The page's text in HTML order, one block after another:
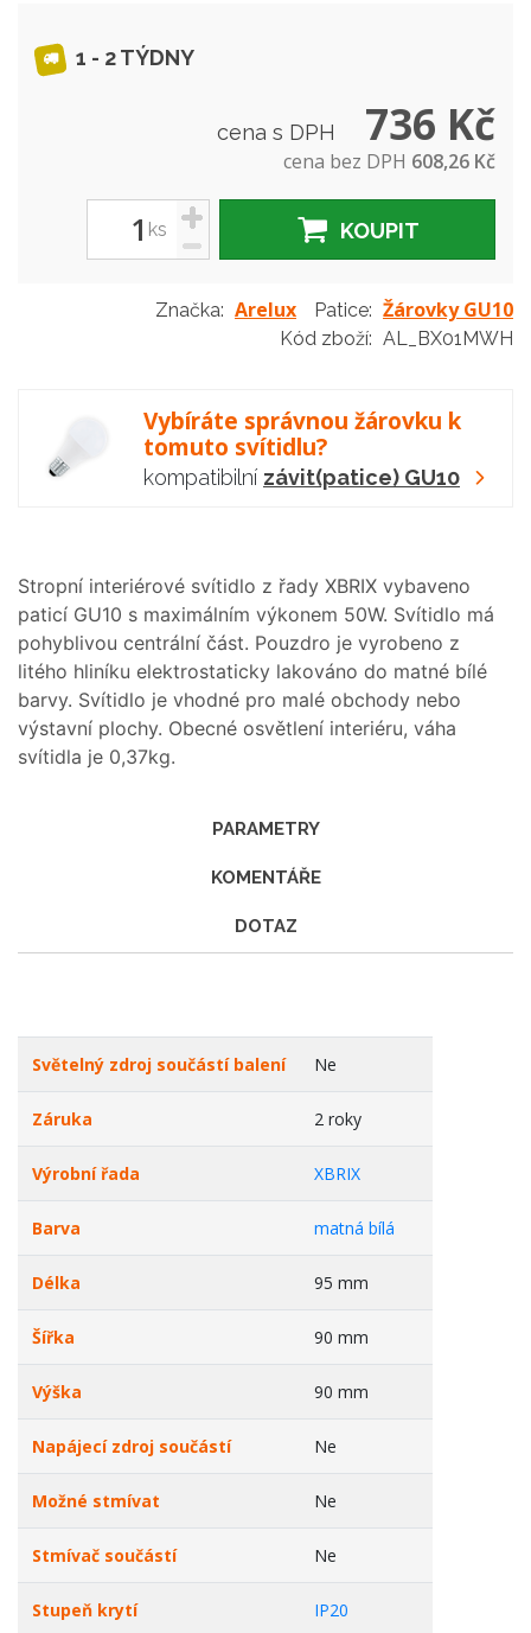
1 - 2 TÝDNY
cena s DPH 736 Kč
cena bez DPH 608,26 Kč
ks
+
-
KOUPIT
Značka: Arelux Patice: Žárovky GU10
Kód zboží: AL_BX01MWH
Vybíráte správnou žárovku k
tomuto svítidlu?
kompatibilní závit(patice) GU10
Stropní interiérové svítidlo z řady XBRIX vybaveno
paticí GU10 s maximálním výkonem 50W. Svítidlo má
pohyblivou centrální část. Pouzdro je vyrobeno z
litého hliníku elektrostaticky lakováno do matné bílé
barvy. Svítidlo je vhodné pro malé obchody nebo
výstavní plochy. Obecné osvětlení interiéru, váha
svítidla je 0,37kg.
PARAMETRY
KOMENTÁŘE
DOTAZ
Světelný zdroj součástí balení Ne
Záruka 2 roky
Výrobní řada XBRIX
Barva matná bílá
Délka 95 mm
Šířka 90 mm
Výška 90 mm
Napájecí zdroj součástí Ne
Možné stmívat Ne
Stmívač součástí Ne
Stupeň krytí IP20